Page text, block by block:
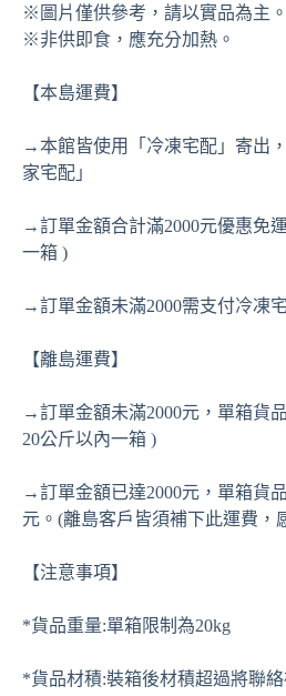
※圖片僅供參考，請以實品為主。
※非供即食，應充分加熱。
【本島運費】
→本館皆使用「冷凍宅配」寄出
家宅配」
→訂單金額合計滿2000元優惠免
一箱 )
→訂單金額未滿2000需支付冷凍
【離島運費】
→訂單金額未滿2000元，單箱貨
20公斤以內一箱 )
→訂單金額已達2000元，單箱貨
元。(離島客戶皆須補下此運費，
【注意事項】
*貨品重量:單箱限制為20kg
*貨品材積:裝箱後材積超過將聯絡